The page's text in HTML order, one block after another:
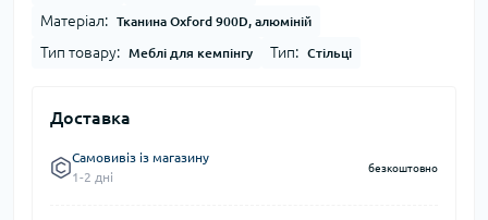
Матеріал: Тканина Oxford 900D, алюміній
Тип товару: Меблі для кемпінгу Тип: Стільці
Доставка
Самовивіз із магазину
1-2 дні
безкоштовно